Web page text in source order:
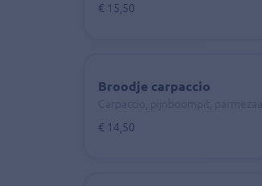
€ 15,50
Broodje carpaccio
€ 14,50